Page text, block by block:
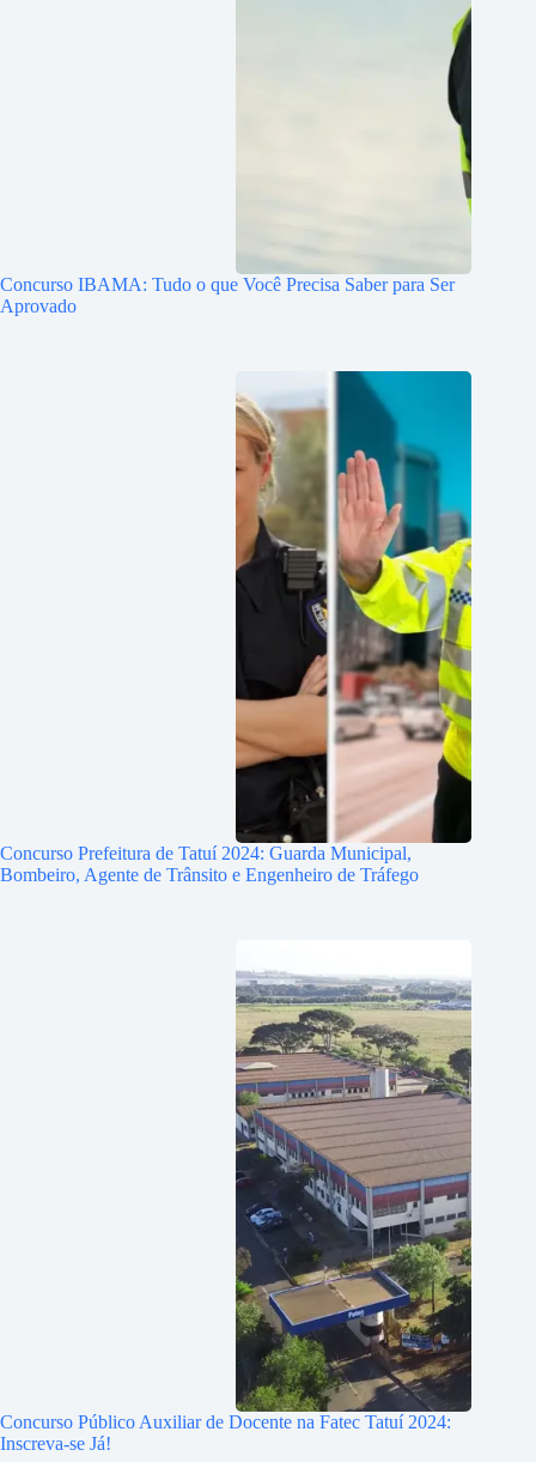
Concurso IBAMA: Tudo o que Você Precisa Saber para Ser
Aprovado
Concurso Prefeitura de Tatuí 2024: Guarda Municipal,
Bombeiro, Agente de Trânsito e Engenheiro de Tráfego
Concurso Público Auxiliar de Docente na Fatec Tatuí 2024:
Inscreva-se Já!